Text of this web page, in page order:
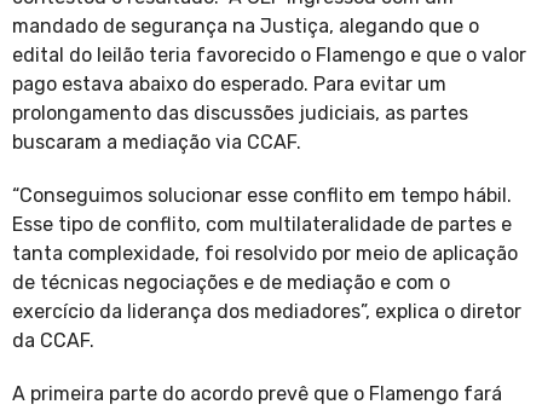
mandado de segurança na Justiça, alegando que o
edital do leilão teria favorecido o Flamengo e que o valor
pago estava abaixo do esperado. Para evitar um
prolongamento das discussões judiciais, as partes
buscaram a mediação via CCAF.
“Conseguimos solucionar esse conflito em tempo hábil.
Esse tipo de conflito, com multilateralidade de partes e
tanta complexidade, foi resolvido por meio de aplicação
de técnicas negociações e de mediação e com o
exercício da liderança dos mediadores”, explica o diretor
da CCAF.
A primeira parte do acordo prevê que o Flamengo fará